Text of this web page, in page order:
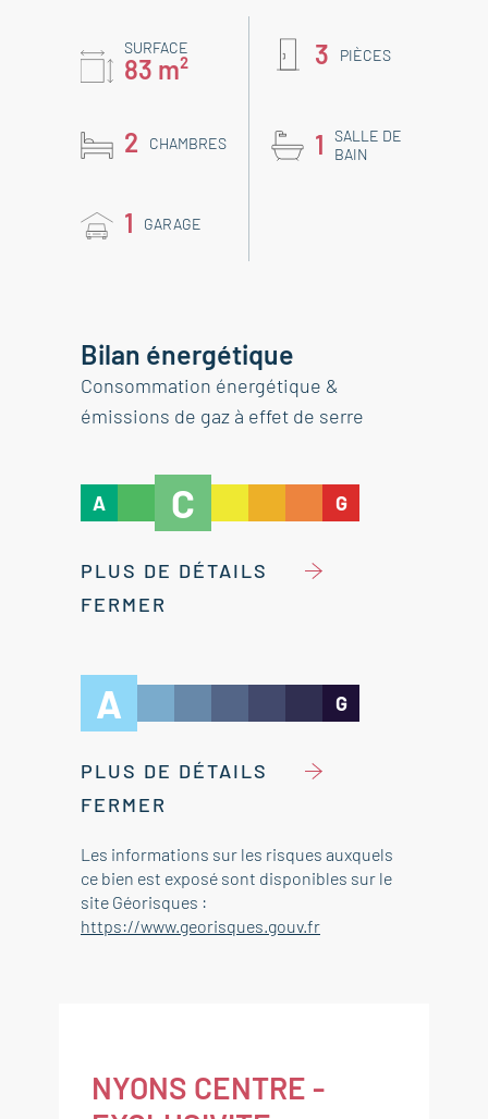
SURFACE
83 m² 3 PIÈCES
2 CHAMBRES 1
SALLE DE
BAIN
1 GARAGE
Bilan énergétique
Consommation énergétique &
émissions de gaz à effet de serre
A C G
PLUS DE DÉTAILS
FERMER
A G
PLUS DE DÉTAILS
FERMER
Les informations sur les risques auxquels
ce bien est exposé sont disponibles sur le
site Géorisques :
https://www.georisques.gouv.fr
NYONS CENTRE -